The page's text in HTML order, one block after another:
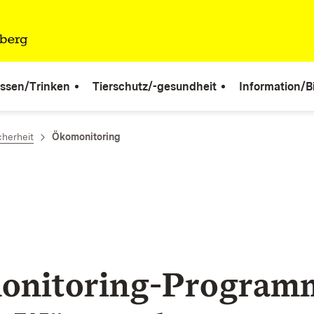
Trinken Tierschutz/-gesundheit Information/
Ökomonitoring